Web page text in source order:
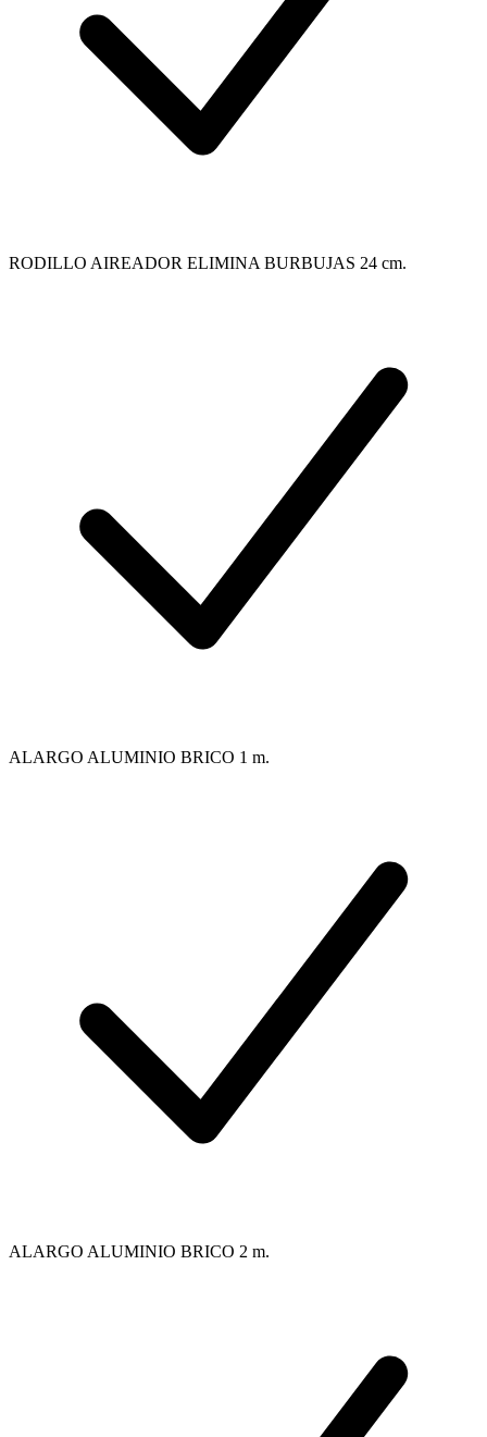
RODILLO AIREADOR ELIMINA BURBUJAS 24 cm.
ALARGO ALUMINIO BRICO 1 m.
ALARGO ALUMINIO BRICO 2 m.